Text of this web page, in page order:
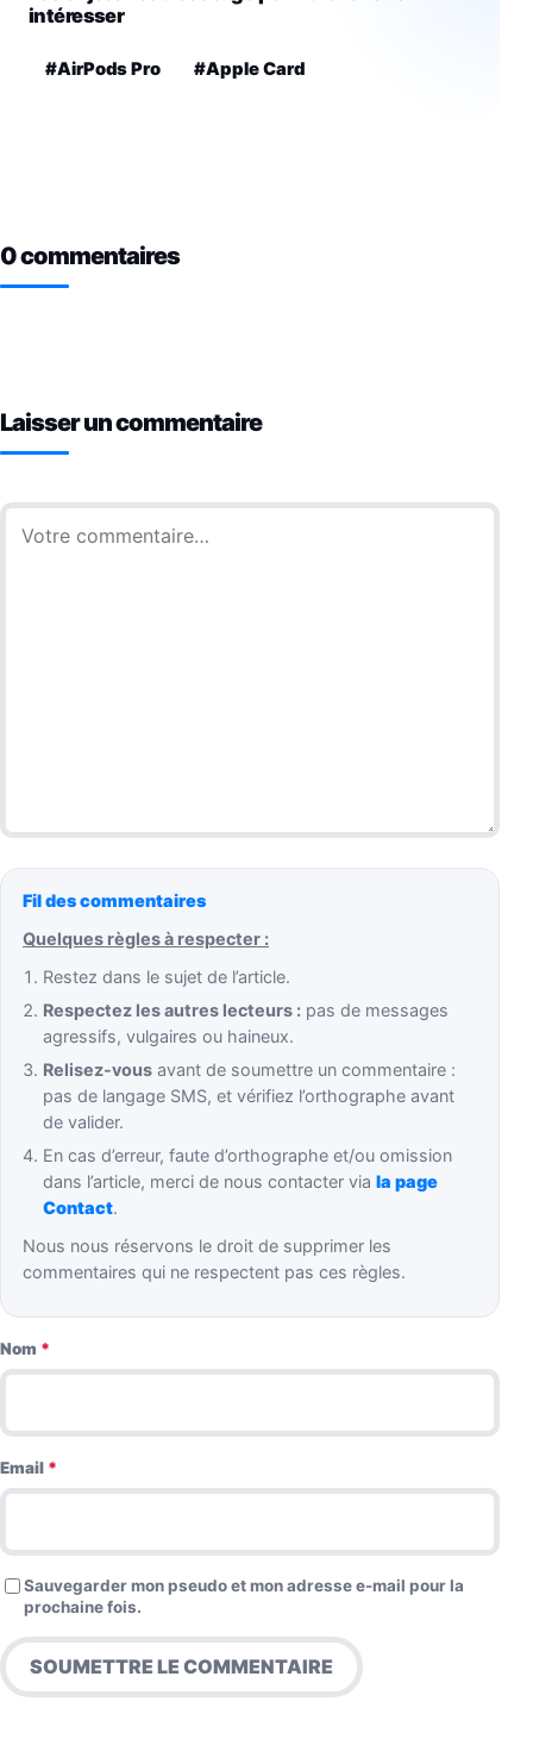
intéresser
#AirPods Pro #Apple Card
0 commentaires
Laisser un commentaire
Commentaire
Fil des commentaires
Quelques règles à respecter :
Restez dans le sujet de l’article.
Respectez les autres lecteurs : pas de messages
agressifs, vulgaires ou haineux.
Relisez-vous avant de soumettre un commentaire :
pas de langage SMS, et vérifiez l’orthographe avant
de valider.
En cas d’erreur, faute d’orthographe et/ou omission
dans l’article, merci de nous contacter viala page
Contact.
Nous nous réservons le droit de supprimer les
commentaires qui ne respectent pas ces règles.
Nom *
Email *
Sauvegarder mon pseudo et mon adresse e-mail pour la
prochaine fois.